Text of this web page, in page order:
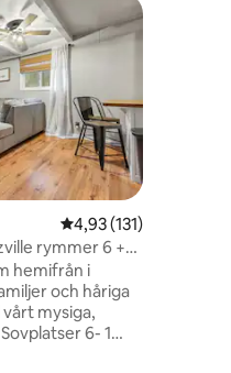
4,93 av 5 i
4,93 (131)
rymmer 6 +
hemifrån i
mysiga,